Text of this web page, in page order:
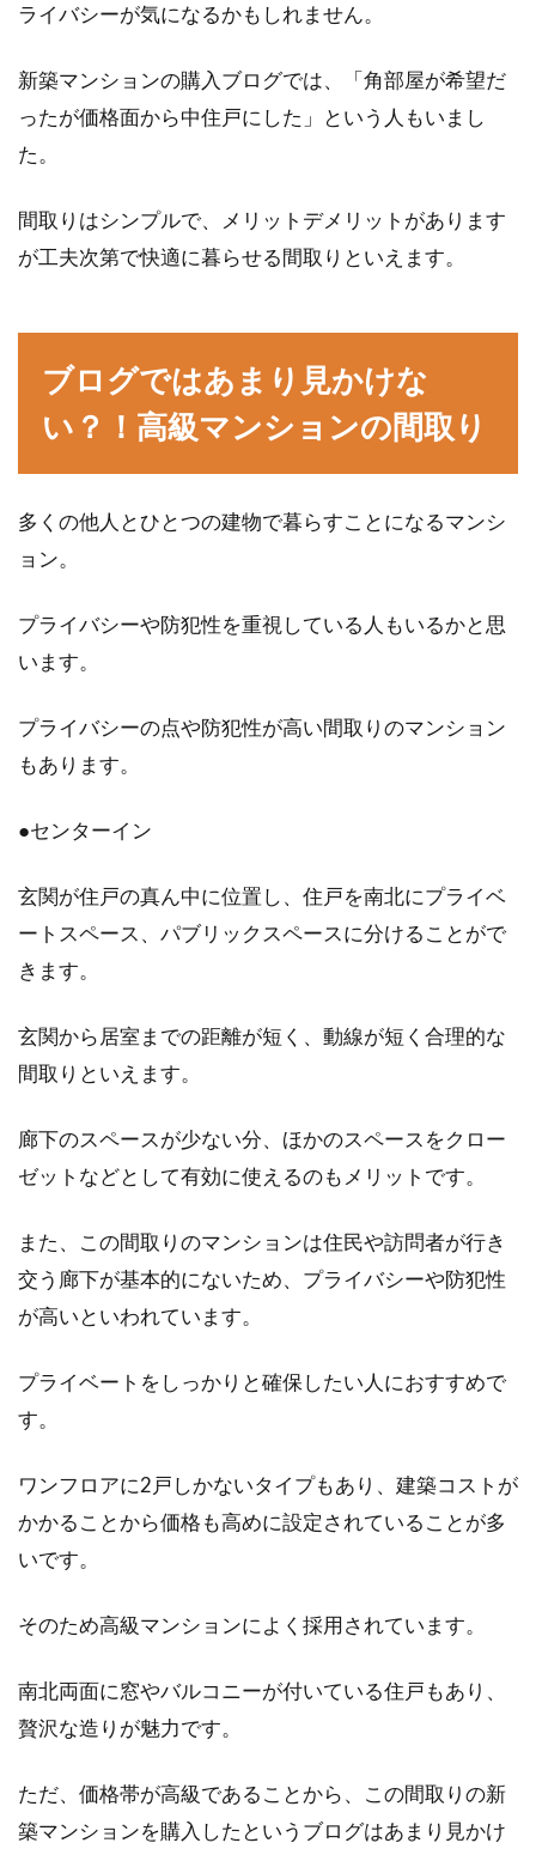
ライバシーが気になるかもしれません。
新築マンションの購入ブログでは、「角部屋が希望だ
ったが価格面から中住戸にした」という人もいまし
た。
間取りはシンプルで、メリットデメリットがあります
が工夫次第で快適に暮らせる間取りといえます。
ブログではあまり見かけな
い？！高級マンションの間取り
多くの他人とひとつの建物で暮らすことになるマンシ
ョン。
プライバシーや防犯性を重視している人もいるかと思
います。
プライバシーの点や防犯性が高い間取りのマンション
もあります。
●センターイン
玄関が住戸の真ん中に位置し、住戸を南北にプライベ
ートスペース、パブリックスペースに分けることがで
きます。
玄関から居室までの距離が短く、動線が短く合理的な
間取りといえます。
廊下のスペースが少ない分、ほかのスペースをクロー
ゼットなどとして有効に使えるのもメリットです。
また、この間取りのマンションは住民や訪問者が行き
交う廊下が基本的にないため、プライバシーや防犯性
が高いといわれています。
プライベートをしっかりと確保したい人におすすめで
す。
ワンフロアに2戸しかないタイプもあり、建築コストが
かかることから価格も高めに設定されていることが多
いです。
そのため高級マンションによく採用されています。
南北両面に窓やバルコニーが付いている住戸もあり、
贅沢な造りが魅力です。
ただ、価格帯が高級であることから、この間取りの新
築マンションを購入したというブログはあまり見かけ